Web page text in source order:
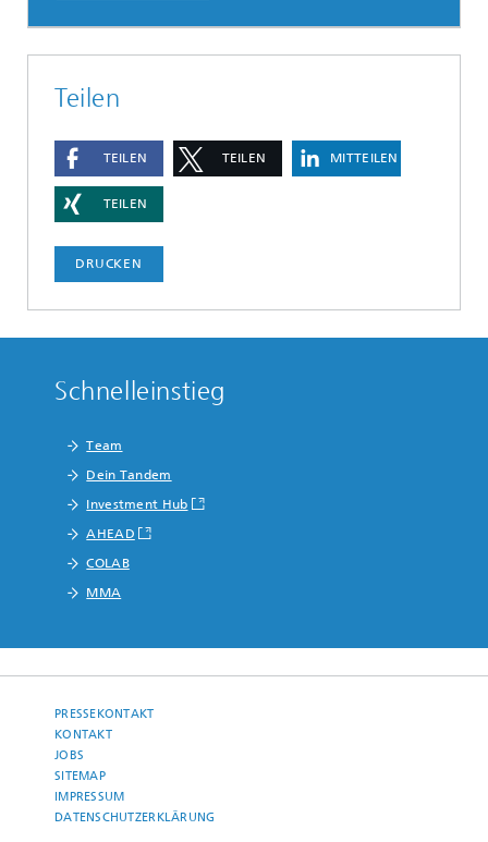
Teilen
TEILEN TEILEN MITTEILEN
TEILEN
DRUCKEN
Schnelleinstieg
Team
Dein Tandem
Investment Hub
AHEAD
COLAB
MMA
PRESSEKONTAKT
KONTAKT
JOBS
SITEMAP
IMPRESSUM
DATENSCHUTZERKLÄRUNG